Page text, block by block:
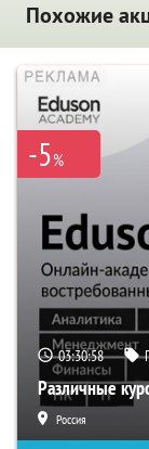
Похожие
-5%
03:30:57
Различные
Россия